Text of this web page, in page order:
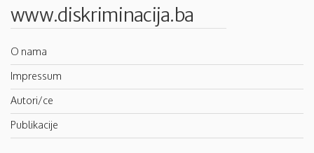
www.diskriminacija.ba
O nama
Impressum
Autori/ce
Publikacije